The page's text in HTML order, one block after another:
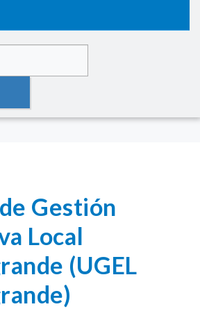
Gestión
Local
(UGEL